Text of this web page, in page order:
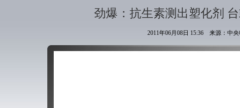
劲爆：抗生素测出塑化剂
2011年06月08日 15:36 来源：中央